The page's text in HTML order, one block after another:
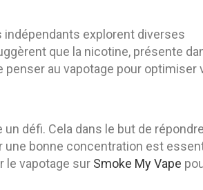
indépendants explorent diverses
que la nicotine, présente
au vapotage pour optimiser
défi. Cela dans le but de
bonne concentration est
le vapotage sur Smoke My Vape